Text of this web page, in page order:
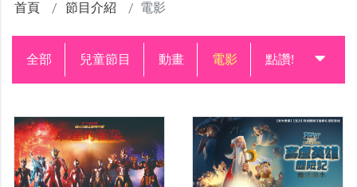
首頁 節目介紹 電影
全部 兒童節目 動畫 電影 點讚!升級中